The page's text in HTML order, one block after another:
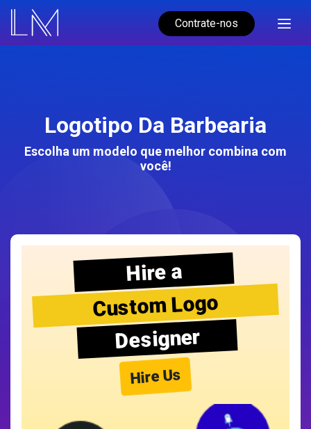
Contrate-nos
Logotipo Da Barbearia
Escolha um modelo que melhor combina com
você!
Hire a
Custom Logo
Designer
Hire Us